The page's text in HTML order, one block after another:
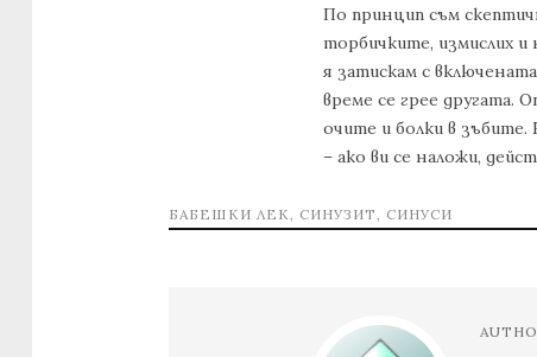
По принцип съм
торбичките, измислих
я затискам с
време се грее другата.
очите и болки в
– ако ви се наложи,
БАБЕШКИ ЛЕК СИНУЗИТ СИНУСИ